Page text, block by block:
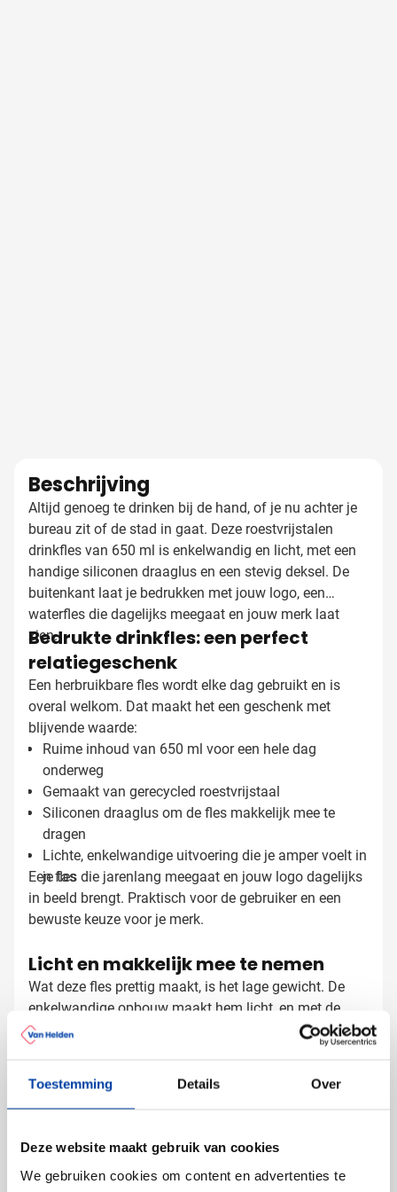
Toestemming Details Over
Deze website maakt gebruik van cookies
We gebruiken cookies om content en advertenties te
Beschrijving
Altijd genoeg te drinken bij de hand, of je nu achter je
bureau zit of de stad in gaat. Deze roestvrijstalen
drinkfles van 650 ml is enkelwandig en licht, met een
handige siliconen draaglus en een stevig deksel. De
buitenkant laat je bedrukken met jouw logo, een
waterfles die dagelijks meegaat en jouw merk laat
zien.
Bedrukte drinkfles: een perfect
relatiegeschenk
Een herbruikbare fles wordt elke dag gebruikt en is
overal welkom. Dat maakt het een geschenk met
blijvende waarde:
Ruime inhoud van 650 ml voor een hele dag
onderweg
Gemaakt van gerecycled roestvrijstaal
Siliconen draaglus om de fles makkelijk mee te
dragen
Lichte, enkelwandige uitvoering die je amper voelt in
je tas
Een fles die jarenlang meegaat en jouw logo dagelijks
in beeld brengt. Praktisch voor de gebruiker en een
bewuste keuze voor je merk.
Licht en makkelijk mee te nemen
Wat deze fles prettig maakt, is het lage gewicht. De
enkelwandige opbouw maakt hem licht, en met de
siliconen lus haak je hem zo aan een tas of vinger.
Ideaal voor school, werk of een dagje op pad. De brede
schoon te maken. Door het lichte gewicht draag je
hem moeiteloos mee, of je nu naar je werk gaat of een
Drinkfles bedrukken met logo
Bij Van Helden Relatiegeschenken bedrukken we jouw
drinkflessen precies naar wens:
Met je bedrijfslogo in één of meerdere kleuren